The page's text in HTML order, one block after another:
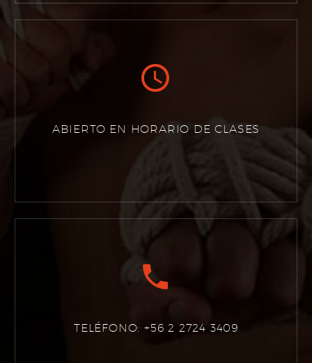


ABIERTO EN HORARIO DE CLASES


TELÉFONO: +56 2 2724 3409